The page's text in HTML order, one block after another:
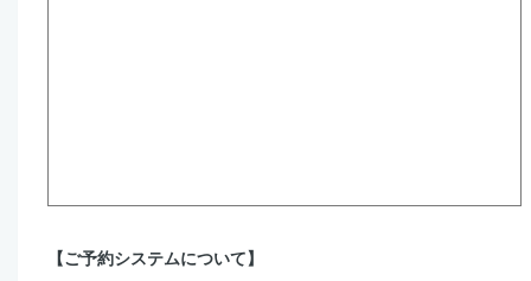
【ご予約システムについて】